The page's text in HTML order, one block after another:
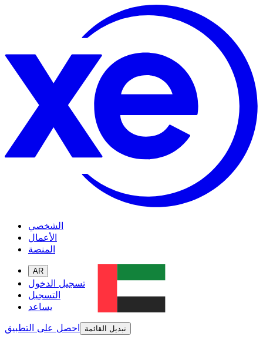
الشخصي
الأعمال
المنصة
AR
تسجيل الدخول
التسجيل
يساعد
احصل على التطبيق
تبديل القائمة